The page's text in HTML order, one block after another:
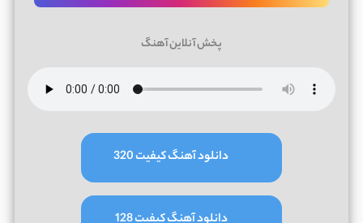
پخش آنلاین آهنگ
دانلود آهنگ کیفیت 320